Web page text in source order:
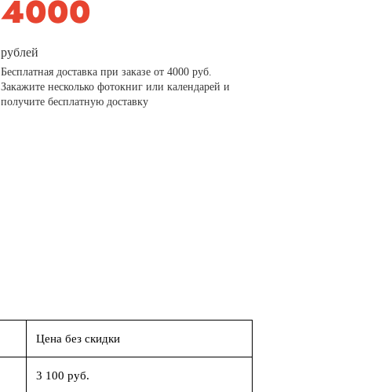
рублей
Бесплатная доставка при заказе от 4000 руб.
Закажите несколько фотокниг или календарей и
получите бесплатную доставку
Цена без скидки
3 100 руб.